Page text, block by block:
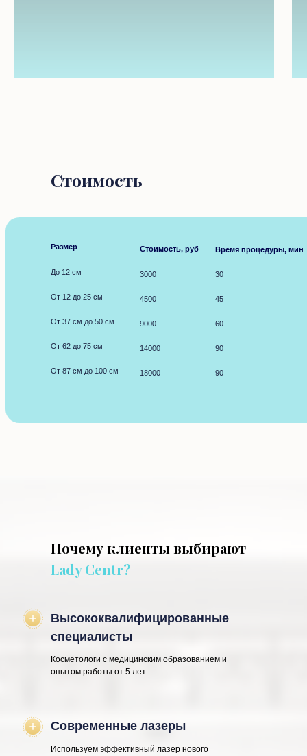
Стоимость
Размер Стоимость, руб Время процедуры, мин
До 12 см 3000 30
От 12 до 25 см 4500 45
От 37 см до 50 см 9000 60
От 62 до 75 см 14000 90
От 87 см до 100 см 18000 90
Почему клиенты выбирают
Lady Centr?
Высококвалифицированные
специалисты
Косметологи с медицинским образованием и
опытом работы от 5 лет
Современные лазеры
Используем эффективный лазер нового